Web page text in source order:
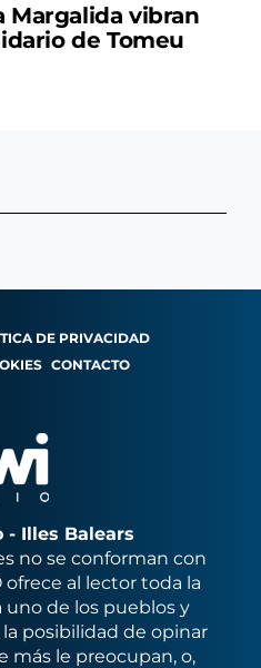
Margalida vibran
de Tomeu
DE PRIVACIDAD
CONTACTO
- Illes Balears
no se conforman con
ofrece al lector toda la
uno de los pueblos y
la posibilidad de opinar
más le preocupan, o,